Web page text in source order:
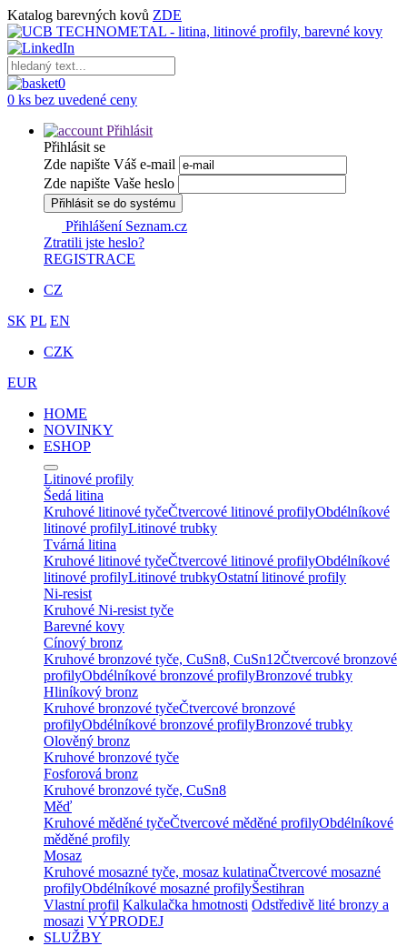
Katalog barevných kovů ZDE
0
0 ks bez uvedené ceny
Přihlásit
Přihlásit se
Zde napište Váš e-mail
Zde napište Vaše heslo
Přihlásit se do systému
Přihlášení Seznam.cz
Ztratili jste heslo?
REGISTRACE
CZ
SK PL EN
CZK
EUR
HOME
NOVINKY
ESHOP
Litinové profily
Šedá litina
Kruhové litinové tyčeČtvercové litinové profilyObdélníkové
litinové profilyLitinové trubky
Tvárná litina
Kruhové litinové tyčeČtvercové litinové profilyObdélníkové
litinové profilyLitinové trubkyOstatní litinové profily
Ni-resist
Kruhové Ni-resist tyče
Barevné kovy
Cínový bronz
Kruhové bronzové tyče, CuSn8, CuSn12Čtvercové bronzové
profilyObdélníkové bronzové profilyBronzové trubky
Hliníkový bronz
Kruhové bronzové tyčeČtvercové bronzové
profilyObdélníkové bronzové profilyBronzové trubky
Olověný bronz
Kruhové bronzové tyče
Fosforová bronz
Kruhové bronzové tyče, CuSn8
Měď
Kruhové měděné tyčeČtvercové měděné profilyObdélníkové
měděné profily
Mosaz
Kruhové mosazné tyče, mosaz kulatinaČtvercové mosazné
profilyObdélníkové mosazné profilyŠestihran
Vlastní profil Kalkulačka hmotnosti Odstředivě lité bronzy a
mosazi VÝPRODEJ
SLUŽBY